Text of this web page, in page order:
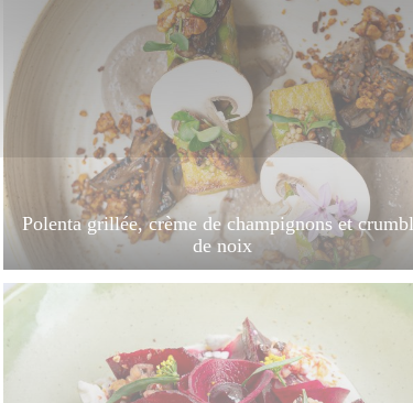
Polenta grillée, crème de champignons et
de noix